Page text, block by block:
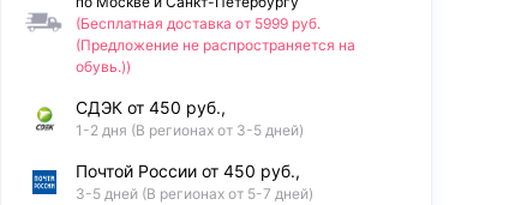
(Бесплатная доставка от 5999 руб.
(Предложение не распространяется на
обувь.))
СДЭК от 450 руб.,
1-2 дня (В регионах от 3-5 дней)
Почтой России от 450 руб.,
3-5 дней (В регионах от 5-7 дней)